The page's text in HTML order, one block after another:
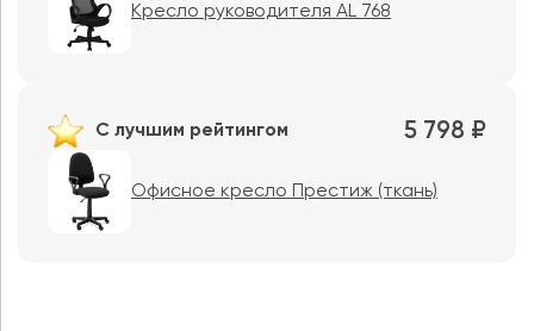
Кресло руководителя AL 768
С лучшим рейтингом 5 798 ₽
Офисное кресло Престиж (ткань)